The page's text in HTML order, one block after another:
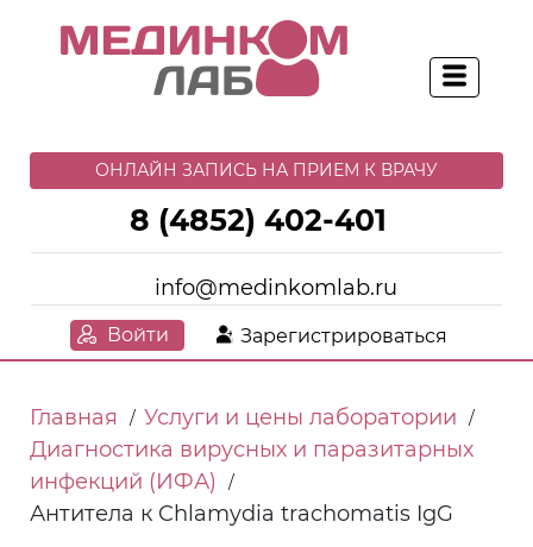
ОНЛАЙН ЗАПИСЬ НА ПРИЕМ К ВРАЧУ
8 (4852) 402-401
info@medinkomlab.ru
Войти Зарегистрироваться
Главная / Услуги и цены лаборатории /
Диагностика вирусных и паразитарных
инфекций (ИФА)
/
Антитела к Chlamydia trachomatis IgG